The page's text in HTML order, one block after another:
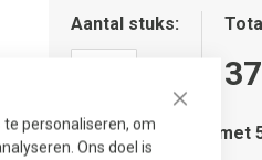
personaliseren, om
Ons doel is
Aantal stuks
Houd rekening met